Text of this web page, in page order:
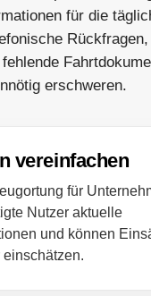
für die
erschweren.
vereinfachen
für
Nutzer aktuelle
und können
einschätzen.